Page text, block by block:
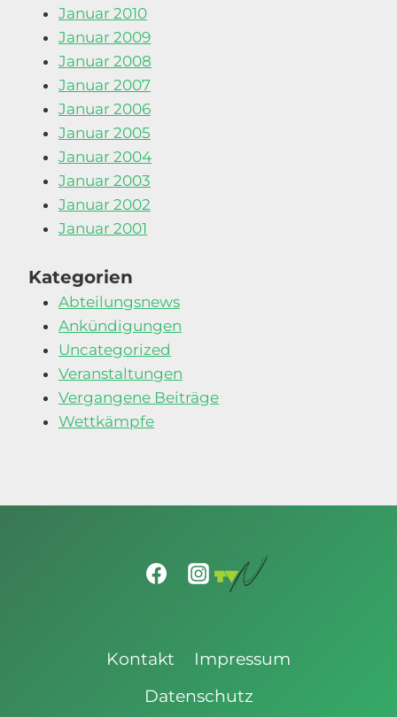
Januar 2010
Januar 2009
Januar 2008
Januar 2007
Januar 2006
Januar 2005
Januar 2004
Januar 2003
Januar 2002
Januar 2001
Kategorien
Abteilungsnews
Ankündigungen
Uncategorized
Veranstaltungen
Vergangene Beiträge
Wettkämpfe
Kontakt
Impressum
Datenschutz